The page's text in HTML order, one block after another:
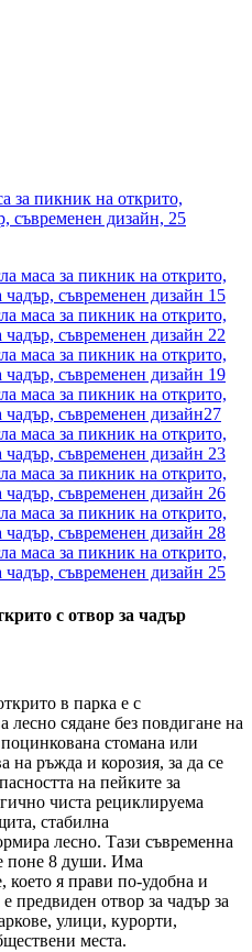
с отвор за чадър
в парка е с
лесно сядане без повдигане на
стомана или
на ръжда и корозия, за да се
на пейките за
чиста рециклируема
стабилна
лесно. Тази съвременна
поне 8 души. Има
което я прави по-удобна и
предвиден отвор за чадър за
улици, курорти,
места.